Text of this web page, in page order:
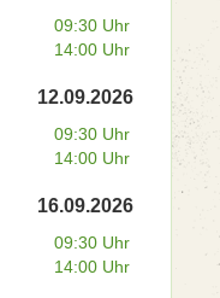
09:30 Uhr
14:00 Uhr
12.09.2026
09:30 Uhr
14:00 Uhr
16.09.2026
09:30 Uhr
14:00 Uhr